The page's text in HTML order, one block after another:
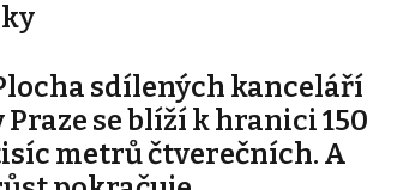
sdílených kanceláří
Praze se blíží k hranici 150
metrů čtverečních. A